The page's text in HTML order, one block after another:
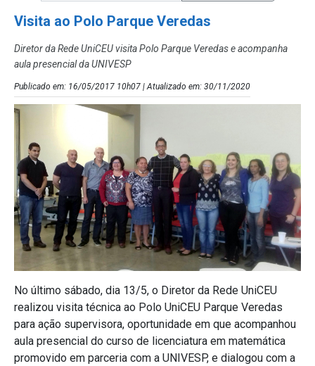
Visita ao Polo Parque Veredas
Diretor da Rede UniCEU visita Polo Parque Veredas e acompanha
aula presencial da UNIVESP
Publicado em: 16/05/2017 10h07 | Atualizado em: 30/11/2020
No último sábado, dia 13/5, o Diretor da Rede UniCEU
realizou visita técnica ao Polo UniCEU Parque Veredas
para ação supervisora, oportunidade em que acompanhou
aula presencial do curso de licenciatura em matemática
promovido em parceria com a UNIVESP, e dialogou com a